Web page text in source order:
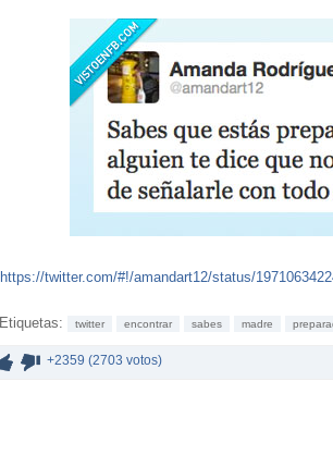
https://twitter.com/#!/amandart12/status/
Etiquetas: twitter encontrar sabes madre
+2359 (2703 votos)